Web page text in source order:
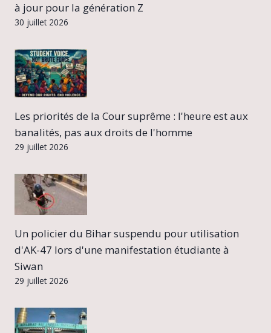
à jour pour la génération Z
30 juillet 2026
Les priorités de la Cour suprême : l'heure est aux
banalités, pas aux droits de l'homme
29 juillet 2026
Un policier du Bihar suspendu pour utilisation
d'AK-47 lors d'une manifestation étudiante à
Siwan
29 juillet 2026